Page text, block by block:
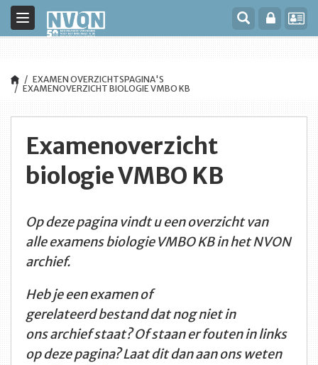
<title>NVON</title>
Toggle
navigation
EXAMEN OVERZICHTSPAGINA'S
EXAMENOVERZICHT BIOLOGIE VMBO KB
Examenoverzicht
biologie VMBO KB
Op deze pagina vindt u een overzicht van
alle examens biologie VMBO KB in het NVON
archief.
Heb je een examen of
gerelateerd bestand dat nog niet in
ons archief staat? Of staan er fouten in links
op deze pagina? Laat dit dan aan ons weten